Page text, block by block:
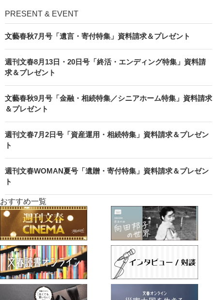
PRESENT & EVENT
文藝春秋7月号「遺言・寄付特集」資料請求＆プレゼント
週刊文春8月13日・20日号「終活・エンディング特集」資料請
求＆プレゼント
文藝春秋9月号「金融・相続特集／シニアホーム特集」資料請求
＆プレゼント
週刊文春7月2日号「資産運用・相続特集」資料請求＆プレゼン
ト
週刊文春WOMAN夏号「遺贈・寄付特集」資料請求＆プレゼン
ト
おすすめ一覧